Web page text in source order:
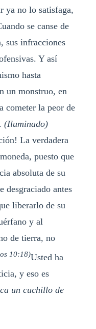
ya no lo satisfaga,
se canse de
sus infracciones
Y así
hasta
un monstruo, en
cometer la peor de
(Iluminado)
La verdadera
puesto que
absoluta de su
desgraciado antes
liberarlo de su
y al
de tierra, no
10:18)Usted ha
y eso es
un cuchillo de